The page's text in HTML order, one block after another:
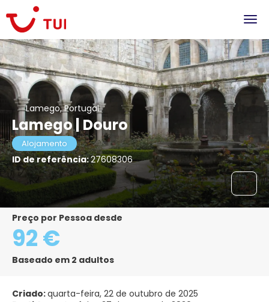
Lamego, Portugal
Lamego | Douro
Alojamento
ID de referência:27608306
Preço por Pessoa desde
92 €
Baseado em 2 adultos
Criado:quarta-feira, 22 de outubro de 2025